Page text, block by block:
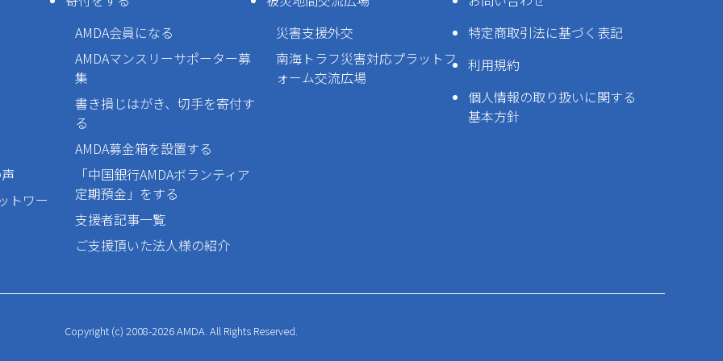
トワー
AMDA会員になる
AMDAマンスリーサポーター募
集
書き損じはがき、切手を寄付す
る
AMDA募金箱を設置する
「中国銀行AMDAボランティア
定期預金」をする
支援者記事一覧
ご支援頂いた法人様の紹介
災害支援外交
南海トラフ災害対応プラットフ
ォーム交流広場
特定商取引法に基づく表記
利用規約
個人情報の取り扱いに関する
基本方針
Copyright (c) 2008-2026 AMDA. All Rights Reserved.